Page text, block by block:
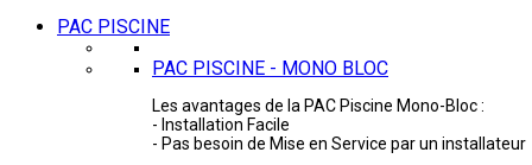
PAC PISCINE
PAC PISCINE - MONO BLOC
Les avantages de la PAC Piscine Mono-Bloc :
- Installation Facile
- Pas besoin de Mise en Service par un installateur